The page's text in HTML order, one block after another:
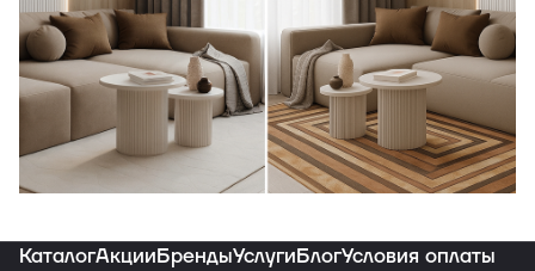
ваш интерьер
КаталогАкцииБрендыУслугиБлогУсловия оплаты